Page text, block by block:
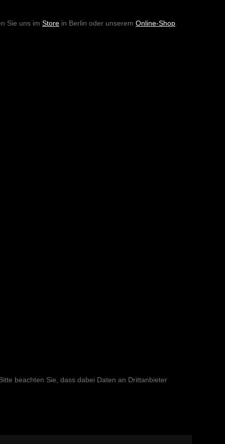
Sie uns im Store in Berlin oder unserem Online-Shop
beachten Sie, dass dabei Daten an Drittanbieter